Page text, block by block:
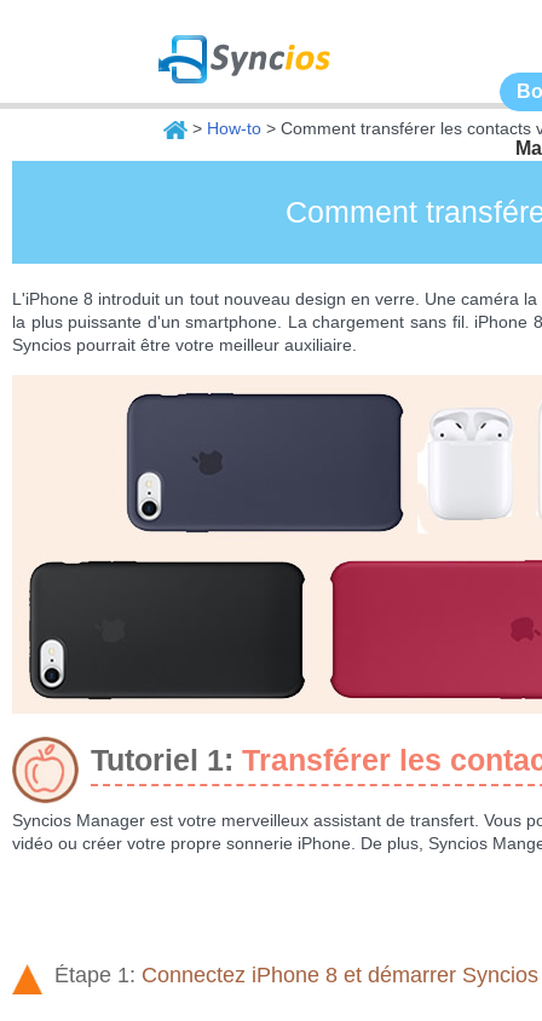
> How-to > Comment transférer les contacts
Comment
L'iPhone 8 introduit un tout nouveau design en verre. Une caméra
la plus puissante d'un smartphone. La chargement sans fil.
Syncios pourrait être votre meilleur auxiliaire.
Tutoriel 1: Transférer les
Syncios Manager est votre merveilleux assistant de transfert. Vous
vidéo ou créer votre propre sonnerie iPhone. De plus, Syncios
Étape 1: Connectez iPhone 8 et démarrer Syncios